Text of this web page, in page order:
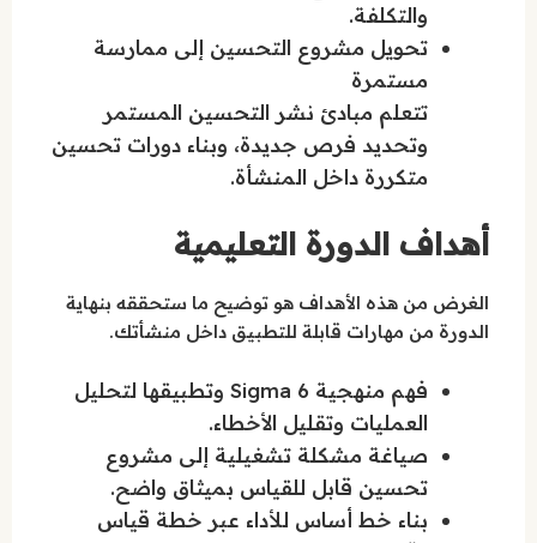
والتكلفة.
تحويل مشروع التحسين إلى ممارسة
مستمرة
تتعلم مبادئ نشر التحسين المستمر
وتحديد فرص جديدة، وبناء دورات تحسين
متكررة داخل المنشأة.
أهداف الدورة التعليمية
الغرض من هذه الأهداف هو توضيح ما ستحققه بنهاية
الدورة من مهارات قابلة للتطبيق داخل منشأتك.
فهم منهجية 6 Sigma وتطبيقها لتحليل
العمليات وتقليل الأخطاء.
صياغة مشكلة تشغيلية إلى مشروع
تحسين قابل للقياس بميثاق واضح.
بناء خط أساس للأداء عبر خطة قياس